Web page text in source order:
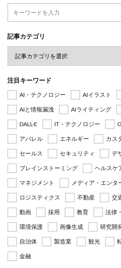
記事カテゴリ
注目キーワード
AI・テクノロジー AIイラスト
AIと情報漏洩
AIライティング
DALL·E
IT・テクノロジー
アパレル
エネルギー カス
セールス
セキュリティ デ
ブレインストーミング
ヘルスケ
マネジメント
メディア・エンタ
ロジスティクス
不動産 交
動画
採用 教育 法律
環境保護
画像生成 研究開
自治体
製造業 観光
金融